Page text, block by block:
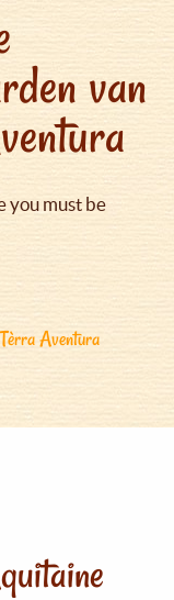
van
you must be
Aventura